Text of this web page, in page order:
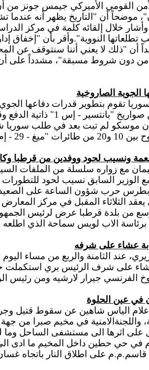
2010/حذر مستشار الأمن القومي
أن "التاريخ يظهر أنه عندما
خلال إلقائه كلمة في مركز
النووية".وأقر بأن "إخفاق
أن "ذلك لا يعني أننا سنتوقف عن
دون شروط مسبقة"، مشدداً على أن
الصاروخية
روسيا. وسيعزز هذا
المجلة إلى أن موسكو لم تبت بعد
والحديثة.
ونسيب لحود ووفدين من قرطبا
مع زواره سلسلة من الملفات
الوزير السابق نسيب لحود
بطرس حرب شؤون الساعة على
الثلاثاء المقبل في مركز
من بلدة قرطبا عرض لرئيس
الاب لويس سماحة الذي اطلعه
عشاء على شرفه
عند الثامنة والربع من مساء
على شرف الرئيس بري استكملت
الفرنسي جيرار لارشيه ومن رئيس
في عين الحلوة
للاعلام الياس شاهين عن سقوط
واللجنةالامنية في مخيم صبرا من
اثرها الى مستشفى الساحل وما
في حي حطين داخل المخيم ما ادى
على اطلاق النار باتجاه